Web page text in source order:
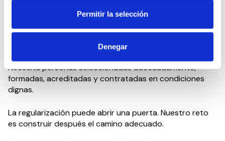
Permitir la selección
Denegar
prestarse los apoyos y qué comportamientos favorecen
España necesita más profesionales, pero no puede
Necesita personas seleccionadas adecuadamente,
formadas, acreditadas y contratadas en condiciones
dignas.
La regularización puede abrir una puerta. Nuestro reto
es construir después el camino adecuado.